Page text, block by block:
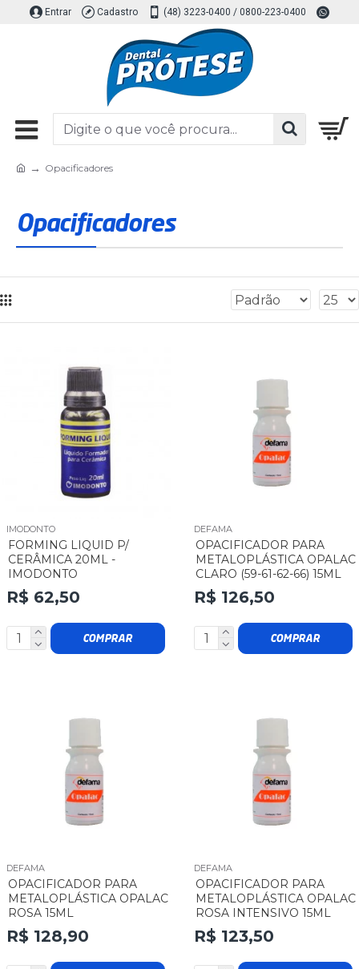
Entrar Cadastro (48) 3223-0400 / 0800-223-0400
Opacificadores
Opacificadores
IMODONTO
FORMING LIQUID P/
CERÂMICA 20ML -
IMODONTO
R$ 62,50
COMPRAR
DEFAMA
OPACIFICADOR PARA
METALOPLÁSTICA OPALAC
CLARO (59-61-62-66) 15ML
R$ 126,50
COMPRAR
DEFAMA
OPACIFICADOR PARA
METALOPLÁSTICA OPALAC
ROSA 15ML
R$ 128,90
DEFAMA
OPACIFICADOR PARA
METALOPLÁSTICA OPALAC
ROSA INTENSIVO 15ML
R$ 123,50